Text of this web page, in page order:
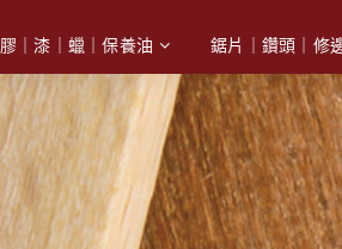
膠｜漆｜蠟｜保養油 鋸片｜鑽頭｜修